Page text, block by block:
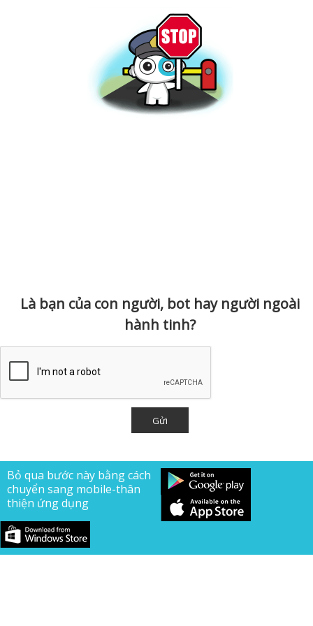
Là bạn của con người, bot hay người ngoài
hành tinh?
Bỏ qua bước này bằng cách
chuyển sang mobile-thân
thiện ứng dụng